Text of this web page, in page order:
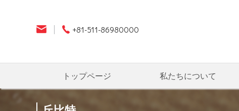
+81-511-86980000
トップページ 私たちについて